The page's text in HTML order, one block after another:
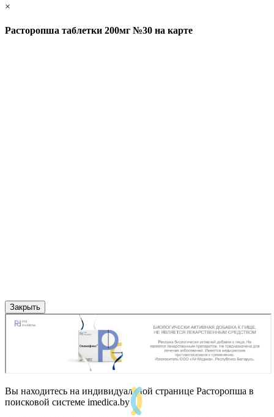
×
Расторопша таблетки 200мг №30 на карте
Закрыть
Вы находитесь на индивидуальной странице Расторопша в
поисковой системе imedica.by